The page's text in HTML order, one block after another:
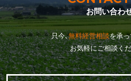
お問い合わ
只今､無料経営相談を承
お気軽にご相談く